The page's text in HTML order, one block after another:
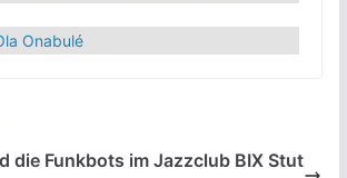
Onabulé
die Funkbots im Jazzclub BIX Stut